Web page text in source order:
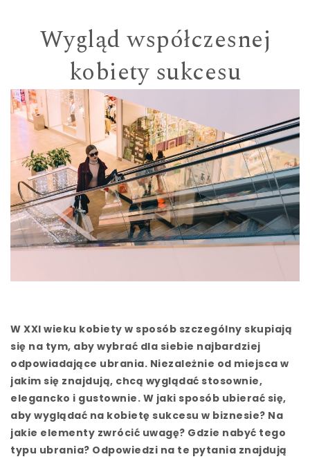
Wygląd współczesnej
kobiety sukcesu
W XXI wieku kobiety w sposób szczególny skupiają
się na tym, aby wybrać dla siebie najbardziej
odpowiadające ubrania. Niezależnie od miejsca w
jakim się znajdują, chcą wyglądać stosownie,
elegancko i gustownie. W jaki sposób ubierać się,
aby wyglądać na kobietę sukcesu w biznesie? Na
jakie elementy zwrócić uwagę? Gdzie nabyć tego
typu ubrania? Odpowiedzi na te pytania znajdują